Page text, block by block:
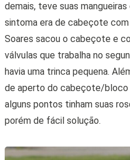
demais, teve suas
sintoma era de cabeçote com
Soares sacou o cabeçote e
válvulas que trabalha no
havia uma trinca pequena.
de aperto do cabeçote/
alguns pontos tinham suas
porém de fácil solução.